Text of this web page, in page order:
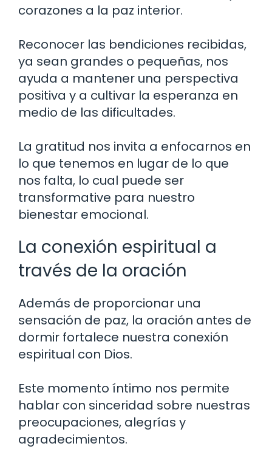
corazones a la paz interior.
Reconocer las bendiciones recibidas,
ya sean grandes o pequeñas, nos
ayuda a mantener una perspectiva
positiva y a cultivar la esperanza en
medio de las dificultades.
La gratitud nos invita a enfocarnos en
lo que tenemos en lugar de lo que
nos falta, lo cual puede ser
transformative para nuestro
bienestar emocional.
La conexión espiritual a
través de la oración
Además de proporcionar una
sensación de paz, la oración antes de
dormir fortalece nuestra conexión
espiritual con Dios.
Este momento íntimo nos permite
hablar con sinceridad sobre nuestras
preocupaciones, alegrías y
agradecimientos.